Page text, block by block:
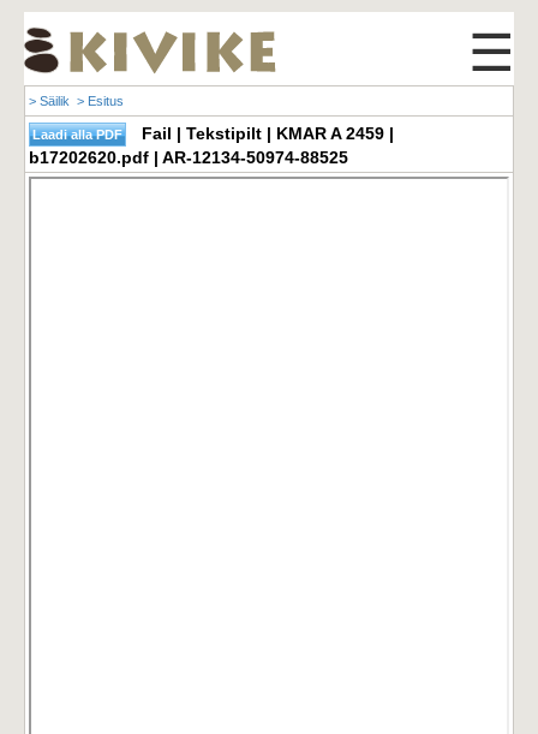
☰
> Säilik > Esitus
Fail | Tekstipilt | KMAR A 2459 |
b17202620.pdf | AR-12134-50974-88525